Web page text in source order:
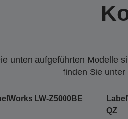
unten aufgeführten Modelle
finden Sie unter
LW-Z5000BE
QZ